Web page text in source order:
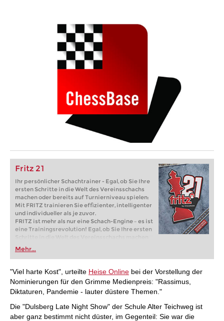
Fritz 21
Ihr persönlicher Schachtrainer - Egal, ob Sie Ihre
ersten Schritte in die Welt des Vereinsschachs
machen oder bereits auf Turnierniveau spielen:
Mit FRITZ trainieren Sie effizienter, intelligenter
und individueller als je zuvor.
FRITZ ist mehr als nur eine Schach-Engine – es ist
eine Trainingsrevolution! Egal, ob Sie Ihre ersten
Schritte in die Welt des Vereinsschachs machen
oder bereits auf Turnierniveau spielen: Mit
FRITZ trainieren Sie effizienter, intelligenter und
individueller als je zuvor.
Mehr...
"Viel harte Kost", urteilte Heise Online bei der Vorstellung der
Nominierungen für den Grimme Medienpreis: "Rassimus,
Diktaturen, Pandemie - lauter düstere Themen."
Die "Dulsberg Late Night Show" der Schule Alter Teichweg ist
aber ganz bestimmt nicht düster, im Gegenteil: Sie war die